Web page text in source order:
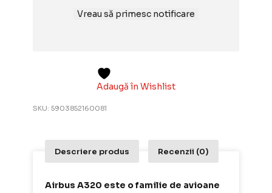
Vreau să primesc notificare
Adaugă în Wishlist
SKU: 5903852160081
Descriere produs Recenzii (0)
Airbus A320 este o familie de avioane